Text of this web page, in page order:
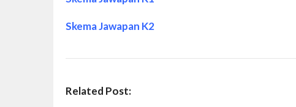
Skema Jawapan K2
Related Post: